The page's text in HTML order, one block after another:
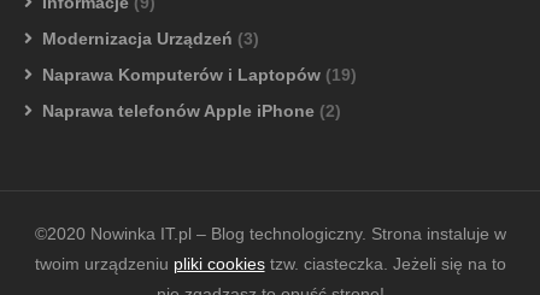
Modernizacja Urządzeń (3)
Naprawa Komputerów i Laptopów (19)
Naprawa telefonów Apple iPhone (2)
©2020 Nowinka IT.pl – Blog technologiczny. Strona instaluje w
twoim urządzeniu pliki cookiestzw. ciasteczka. Jeżeli się na to